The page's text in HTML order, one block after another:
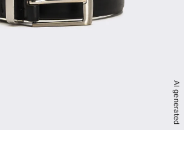
AI generated